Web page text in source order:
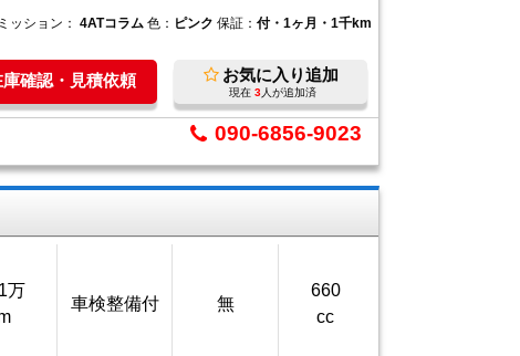
ミッション： 4ATコラム 色： ピンク 保証： 付・1ヶ月・1千km
確認・見積依頼 お気に入り追加
現在 3人が追加済
090-6856-9023
万
車検整備付 無
660
cc